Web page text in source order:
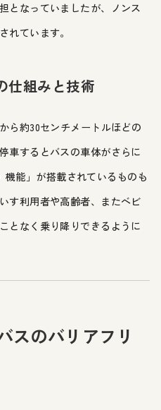
となっていましたが、ノンス
れています。
仕組みと技術
ら約30センチメートルほどの
車するとバスの車体がさらに
機能」が搭載されているものも
す利用者や高齢者、またベビ
となく乗り降りできるように
スのバリアフリ